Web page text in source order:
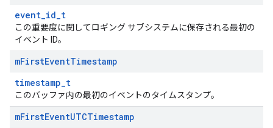
event_id_t
この重要度に関してロギング サブシステムに保存される最初の
イベント ID。
mFirstEventTimestamp
timestamp_t
このバッファ内の最初のイベントのタイムスタンプ。
mFirstEventUTCTimestamp